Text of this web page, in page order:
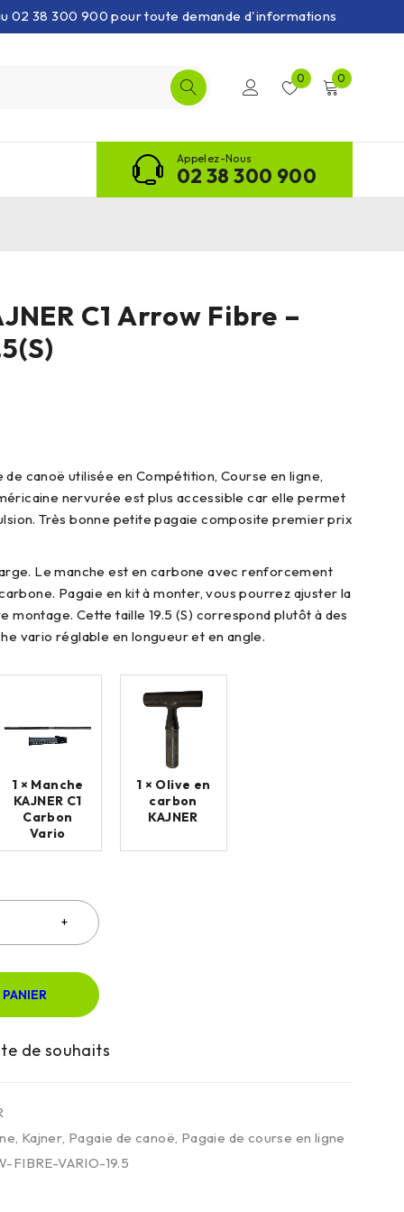
02 38 300 900 pour toute demande d'informations
0 0
Appelez-Nous
02 38 300 900
C1 Arrow Fibre –
canoë utilisée en Compétition, Course en ligne,
nervurée est plus accessible car elle permet
Très bonne petite pagaie composite premier prix
large. Le manche est en carbone avec renforcement
Pagaie en kit à monter, vous pourrez ajuster la
montage. Cette taille 19.5 (S) correspond plutôt à des
vario réglable en longueur et en angle.
1 × Manche
KAJNER C1
Carbon
Vario
1 × Olive en
carbon
KAJNER
, Kajner, Pagaie de canoë, Pagaie de course en ligne
FIBRE-VARIO-19.5